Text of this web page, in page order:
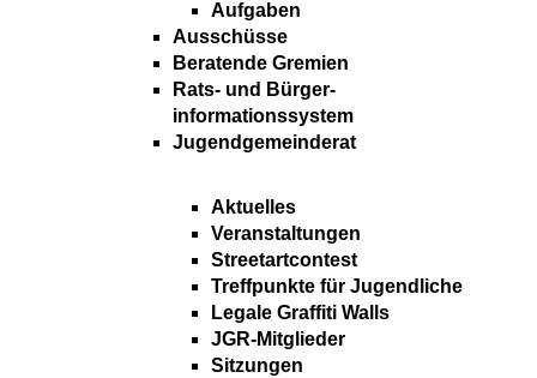
Aufgaben
Ausschüsse
Beratende Gremien
Rats- und Bürger-
informationssystem
Jugendgemeinderat
Aktuelles
Veranstaltungen
Streetartcontest
Treffpunkte für Jugendliche
Legale Graffiti Walls
JGR-Mitglieder
Sitzungen